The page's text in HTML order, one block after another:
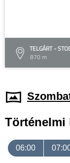
TELGÁRT -
870 m
Történelmi
06:00